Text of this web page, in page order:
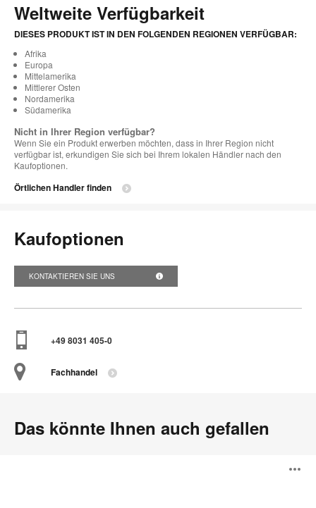
Weltweite Verfügbarkeit
DIESES PRODUKT IST IN DEN FOLGENDEN REGIONEN VERFÜGBAR:
Afrika
Europa
Mittelamerika
Mittlerer Osten
Nordamerika
Südamerika
Nicht in Ihrer Region verfügbar?
Wenn Sie ein Produkt erwerben möchten, dass in Ihrer Region nicht
verfügbar ist, erkundigen Sie sich bei Ihrem lokalen Händler nach den
Kaufoptionen.
Örtlichen Handler finden
Kaufoptionen
KONTAKTIEREN SIE UNS
+49 8031 405-0
Fachhandel
Das könnte Ihnen auch gefallen